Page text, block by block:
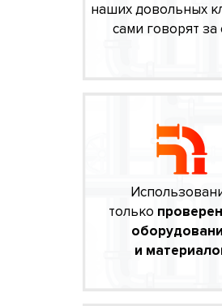
наших довольных
сами говорят за
только
и